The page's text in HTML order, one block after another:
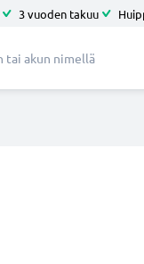
3 vuoden takuu